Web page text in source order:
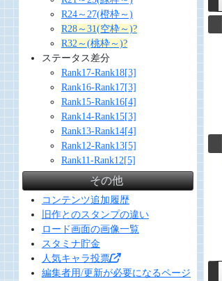
R24～27(橙枠～)
R28～31(空枠～)?
R32～(桃枠～)?
ステータス差分
Rank17-Rank18[3]
Rank16-Rank17[3]
Rank15-Rank16[4]
Rank14-Rank15[3]
Rank13-Rank14[4]
Rank12-Rank13[5]
Rank11-Rank12[5]
その他
コンテンツ追加履歴
旧作とのスタンプの違い
ロード画面の画像一覧
スタミナ貯金
人気キャラ投票
編集者用/更新が必要になるページ